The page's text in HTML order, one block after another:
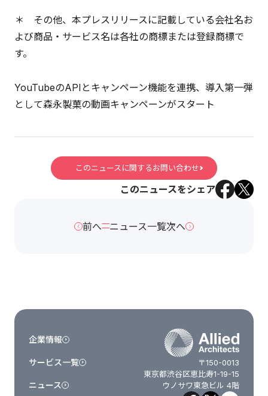
＊ その他、本プレスリリースに記載している会社名お
よび商品・サービス名は各社の商標または登録商標で
す。
YouTubeのAPIとキャンペーン機能を連携、導入第一弾
として森永製菓の動画キャンペーンがスタート
このニュースに関するお問い合わせ
このニュースをシェア
前へ ニュース一覧次へ
〒150-0013
東京都渋谷区恵比寿1-19-15
ウノサワ東急ビル 4階
企業情報
サービス一覧
ニュース